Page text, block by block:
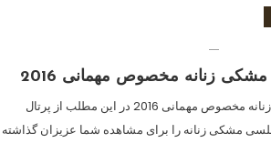
زنانه مخصوص مهمانی 2016
مدل لباس مجلسی مشکی زنانه مخصوص مهمانی 2016 در این مطلب از پرتال
مشکی زنانه را برای مشاهده شما عزیزان گذاشته